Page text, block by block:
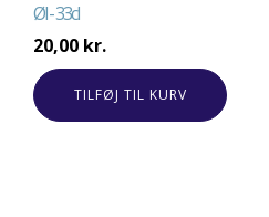
Øl - 33cl
20,00 kr.
TILFØJ TIL KURV